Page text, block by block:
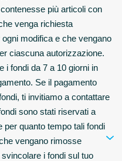
più articoli con
venga richiesta
modifica e che vengano
ciascuna autorizzazione.
i fondi da 7 a 10 giorni in
Se il pagamento
ti invitiamo a contattare
sono stati riservati a
per quanto tempo tali fondi
vengano rimosse
i fondi sul tuo